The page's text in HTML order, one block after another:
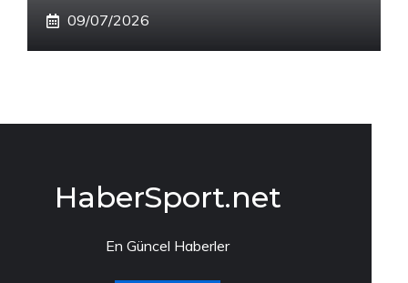
09/07/2026
HaberSport.net
En Güncel Haberler